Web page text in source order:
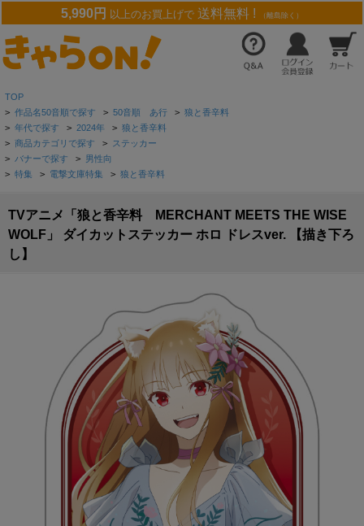
5,990円 以上のお買上げで 送料無料 ! （離島除く）
TOP
> 作品名50音順で探す > 50音順 あ行 > 狼と香辛料
> 年代で探す > 2024年 > 狼と香辛料
> 商品カテゴリで探す > ステッカー
> バナーで探す > 男性向
> 特集 > 電撃文庫特集 > 狼と香辛料
TVアニメ「狼と香辛料 MERCHANT MEETS THE WISE
WOLF」 ダイカットステッカー ホロ ドレスver. 【描き下ろ
し】